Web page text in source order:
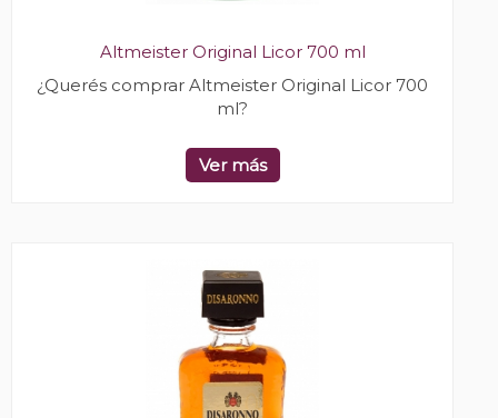
Altmeister Original Licor 700 ml
¿Querés comprar Altmeister Original Licor 700
ml?
Ver más